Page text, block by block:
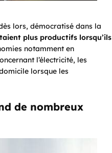
lors, démocratisé dans la
plus productifs lorsqu’ils
notamment en
l’électricité, les
lorsque les
de nombreux